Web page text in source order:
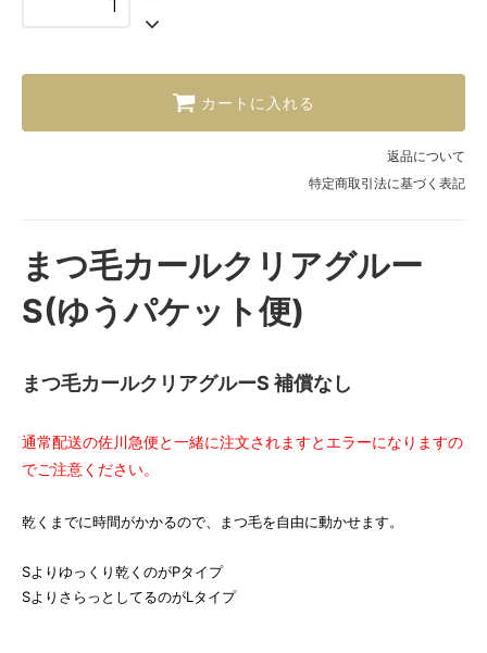
カートに入れる
返品について
特定商取引法に基づく表記
まつ毛カールクリアグルー
S(ゆうパケット便)
まつ毛カールクリアグルーS 補償なし
通常配送の佐川急便と一緒に注文されますとエラーになりますの
でご注意ください。
乾くまでに時間がかかるので、まつ毛を自由に動かせます。
Sよりゆっくり乾くのがPタイプ
SよりさらっとしてるのがLタイプ